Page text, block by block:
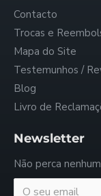
Contacto
Trocas e
Mapa do Site
Testemunhos /
Blog
Livro de
Newsletter
Não perca